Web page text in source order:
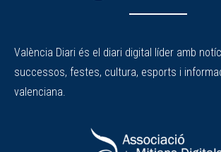
València Diari és el diari digital líder amb
successos, festes, cultura, esports i
valenciana.